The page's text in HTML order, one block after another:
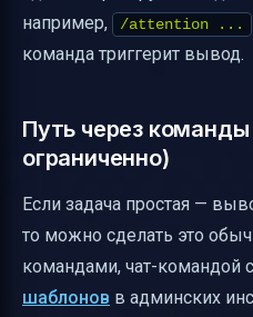
например,
/attention ...
команда триггерит вывод.
Путь через
ограниченно)
Если задача простая —
то можно сделать это
командами, чат-командой
шаблонов в админских